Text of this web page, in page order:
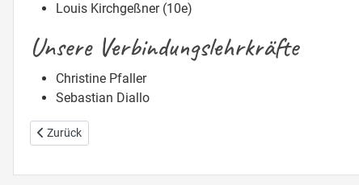
Louis Kirchgeßner (10e)
Unsere Verbindungslehrkräfte
Christine Pfaller
Sebastian Diallo
Vorheriger Beitrag: Leopold Ullstein
Zurück